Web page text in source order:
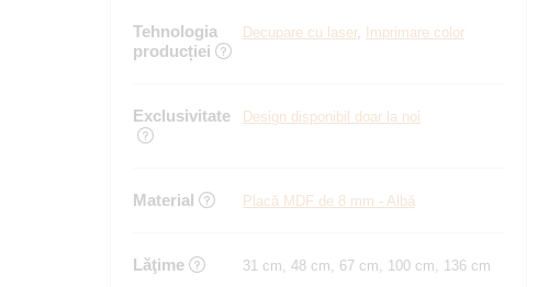
Tehnologia
producției
Decupare cu laser, Imprimare color
Exclusivitate Design disponibil doar la noi
Material Placă MDF de 8 mm - Albă
Lăţime 31 cm, 48 cm, 67 cm, 100 cm, 136 cm